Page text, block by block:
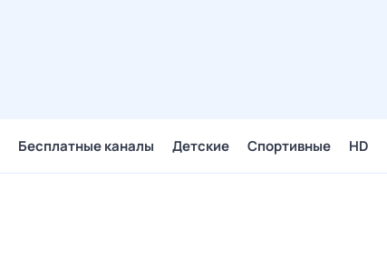
Бесплатные каналы Детские Спортивные HD